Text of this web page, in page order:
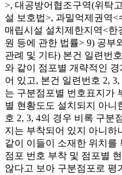
>, 대공방어협조구역(위탁
설 보호법>, 과밀억제권역
매립시설 설치제한지역<한
원 등에 관한 법률> 9) 공부
관례 및 기타) 본건 일련번
와 같이 점포별 개략적인
어 있고, 본건 일련번호 2,
는 구분점포별 번호표지가
별 현황도도 설치되지 아니
호 2, 3, 4의 경우 비록 구분
지는 부착되어 있지 아니하
같이 이들이 소재한 위치를
점포 번호 부착 및 점포별
않다고 보아 구분점포로 평